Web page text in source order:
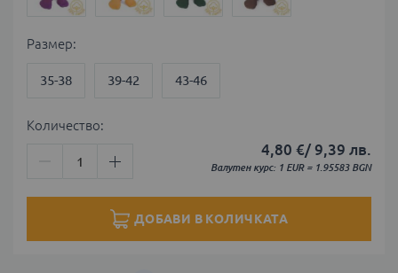
Размер
35-38 39-42 43-46
4,80 €/ 9,39 лв.
Валутен курс: 1 EUR = 1.95583 BGN
Количество:
ДОБАВИ В КОЛИЧКАТА